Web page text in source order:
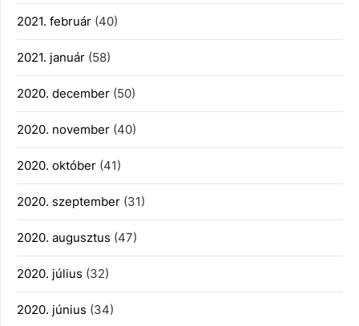
2021. február (40)
2021. január (58)
2020. december (50)
2020. november (40)
2020. október (41)
2020. szeptember (31)
2020. augusztus (47)
2020. július (32)
2020. június (34)